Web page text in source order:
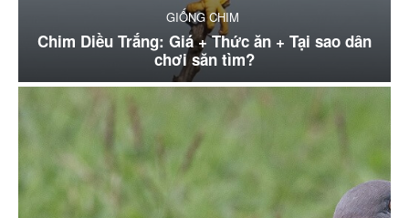
GIỐNG CHIM
Chim Diều Trắng: Giá + Thức ăn + Tại sao dân
chơi săn tìm?